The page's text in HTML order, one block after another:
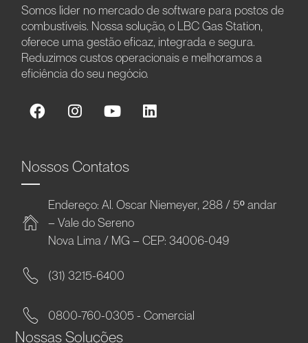
Somos líder no mercado de software para postos de
combustíveis. Nossa solução, o LBC Gas Station,
oferece uma gestão eficaz, integrada e segura.
Reduzimos custos operacionais e melhoramos a
eficiência do seu negócio.
Nossos Contatos
Endereço: Al. Oscar Niemeyer, 288 / 5º andar
– Vale do Sereno
Nova Lima / MG – CEP: 34006-049
(31) 3215-6400
0800-760-0305 - Comercial
Nossas Soluções